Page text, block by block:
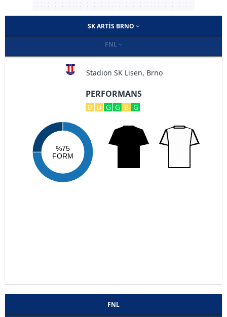
SK ARTIS BRNO
FNL
Stadion SK Lisen, Brno
PERFORMANS
B B G G B G
%75
FORM
FNL